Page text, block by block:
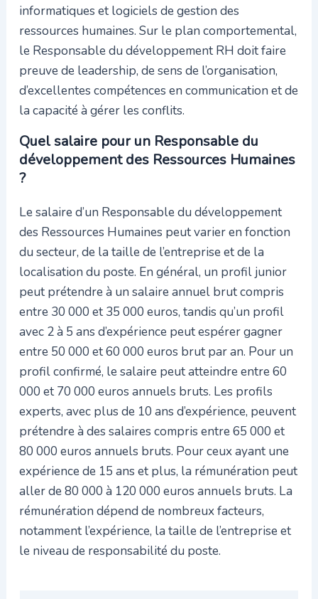
informatiques et logiciels de gestion des
ressources humaines. Sur le plan comportemental,
le Responsable du développement RH doit faire
preuve de leadership, de sens de l’organisation,
d’excellentes compétences en communication et de
la capacité à gérer les conflits.
Quel salaire pour un Responsable du
développement des Ressources Humaines
?
Le salaire d’un Responsable du développement
des Ressources Humaines peut varier en fonction
du secteur, de la taille de l’entreprise et de la
localisation du poste. En général, un profil junior
peut prétendre à un salaire annuel brut compris
entre 30 000 et 35 000 euros, tandis qu’un profil
avec 2 à 5 ans d’expérience peut espérer gagner
entre 50 000 et 60 000 euros brut par an. Pour un
profil confirmé, le salaire peut atteindre entre 60
000 et 70 000 euros annuels bruts. Les profils
experts, avec plus de 10 ans d’expérience, peuvent
prétendre à des salaires compris entre 65 000 et
80 000 euros annuels bruts. Pour ceux ayant une
expérience de 15 ans et plus, la rémunération peut
aller de 80 000 à 120 000 euros annuels bruts. La
rémunération dépend de nombreux facteurs,
notamment l’expérience, la taille de l’entreprise et
le niveau de responsabilité du poste.